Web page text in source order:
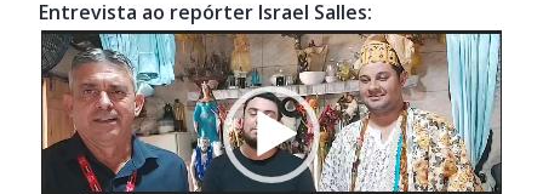
Entrevista ao repórter Israel Salles:
Tocador
de
vídeo